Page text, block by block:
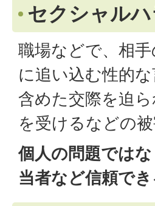
セクシャル
職場などで、相
に追い込む性的
含めた交際を迫
を受けるなどの
個人の問題では
当者など信頼で